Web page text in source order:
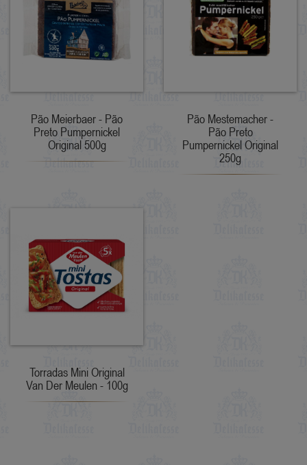
Pão Meierbaer - Pão
Preto Pumpernickel
Original 500g
Pão Mestemacher -
Pão Preto
Pumpernickel Original
250g
Torradas Mini Original
Van Der Meulen - 100g